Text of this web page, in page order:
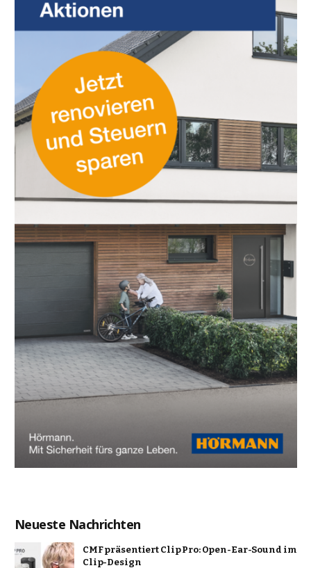
Neueste Nachrichten
CMF präsentiert Clip Pro: Open-Ear-Sound im
Clip-Design